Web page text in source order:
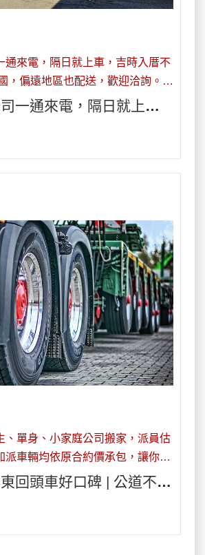
通來電，隔日就上車，吉時入厝不
，偏遠地區也配送，歡迎洽詢。高
儲服務的供應商，全省貨運回頭車
一通來電，隔日就上
不延誤！
、單身、小家庭公司搬家，派員估
派車輛均依原合約價承包，讓你搬
我們亦能協助廠商,~
回頭車好口碑 | 公道不加
錢省時放心‎